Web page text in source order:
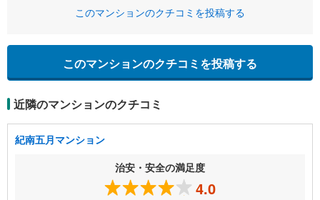
このマンションのクチコミを投稿する
このマンションのクチコミを投稿する
近隣のマンションのクチコミ
紀南五月マンション
治安・安全の満足度
4.0